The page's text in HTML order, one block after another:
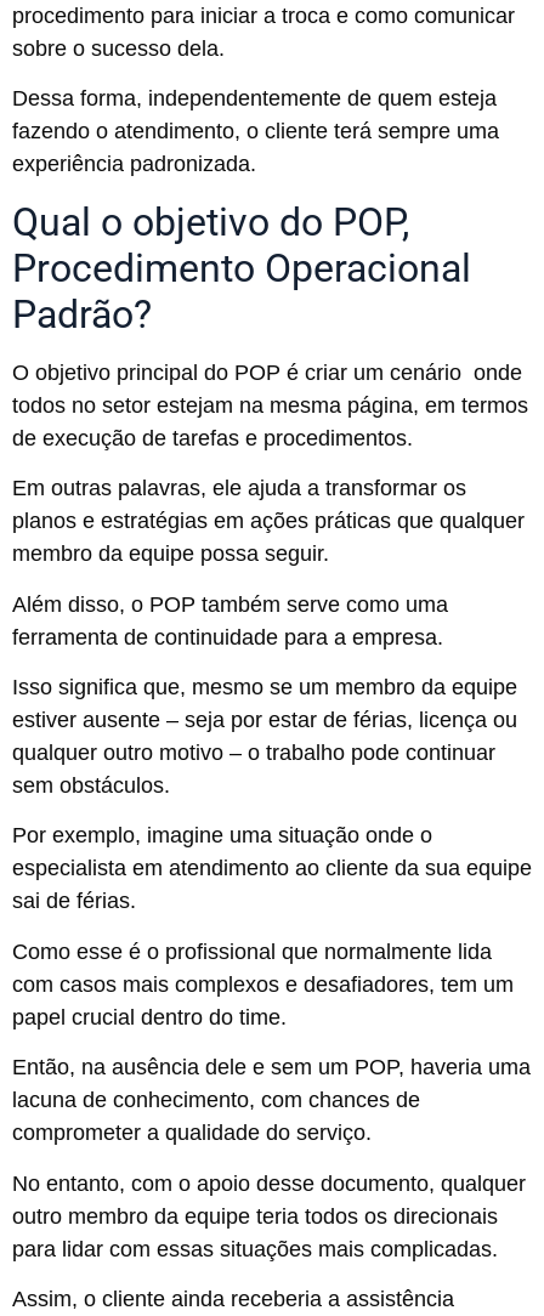
procedimento para iniciar a troca e como comunicar
sobre o sucesso dela.
Dessa forma, independentemente de quem esteja
fazendo o atendimento, o cliente terá sempre uma
experiência padronizada.
Qual o objetivo do POP,
Procedimento Operacional
Padrão?
O objetivo principal do POP é criar um cenário onde
todos no setor estejam na mesma página, em termos
de execução de tarefas e procedimentos.
Em outras palavras, ele ajuda a transformar os
planos e estratégias em ações práticas que qualquer
membro da equipe possa seguir.
Além disso, o POP também serve como uma
ferramenta de continuidade para a empresa.
Isso significa que, mesmo se um membro da equipe
estiver ausente – seja por estar de férias, licença ou
qualquer outro motivo – o trabalho pode continuar
sem obstáculos.
Por exemplo, imagine uma situação onde o
especialista em atendimento ao cliente da sua equipe
sai de férias.
Como esse é o profissional que normalmente lida
com casos mais complexos e desafiadores, tem um
papel crucial dentro do time.
Então, na ausência dele e sem um POP, haveria uma
lacuna de conhecimento, com chances de
comprometer a qualidade do serviço.
No entanto, com o apoio desse documento, qualquer
outro membro da equipe teria todos os direcionais
para lidar com essas situações mais complicadas.
Assim, o cliente ainda receberia a assistência